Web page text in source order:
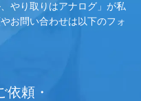
やり取りはアナログ」が私
お問い合わせは以下のフォ
依頼・